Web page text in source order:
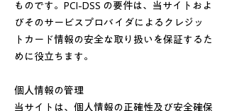
ものです。PCI-DSS の要件は、当サイトおよ
びそのサービスプロバイダによるクレジッ
トカード情報の安全な取り扱いを保証するた
めに役立ちます。
個人情報の管理
当サイトは、個人情報の正確性及び安全確保